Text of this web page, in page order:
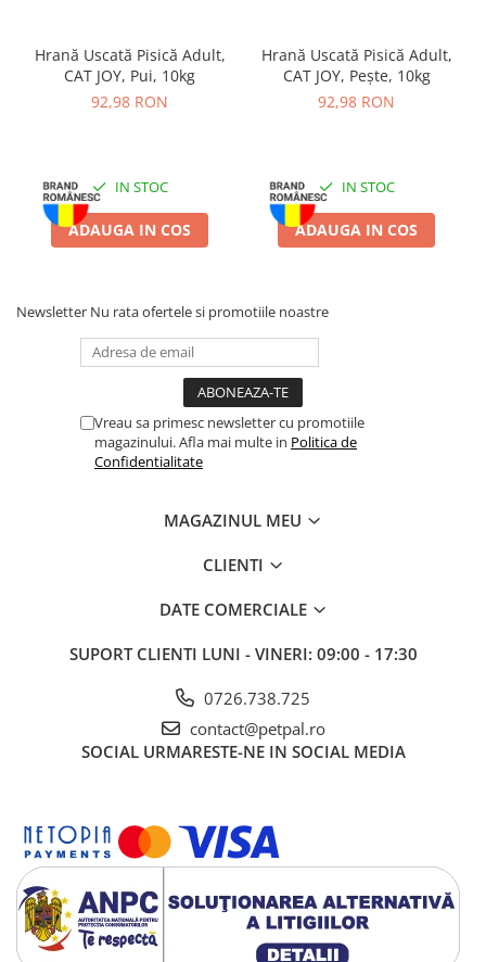
Hrană Uscată Pisică Adult,
CAT JOY, Pui, 10kg
92,98 RON
IN STOC
ADAUGA IN COS
Hrană Uscată Pisică Adult,
CAT JOY, Pește, 10kg
92,98 RON
IN STOC
ADAUGA IN COS
Newsletter Nu rata ofertele si promotiile noastre
Vreau sa primesc newsletter cu promotiile
magazinului. Afla mai multe in Politica de
Confidentialitate
MAGAZINUL MEU
CLIENTI
DATE COMERCIALE
SUPORT CLIENTI LUNI - VINERI: 09:00 - 17:30
0726.738.725
contact@petpal.ro
SOCIAL URMARESTE-NE IN SOCIAL MEDIA